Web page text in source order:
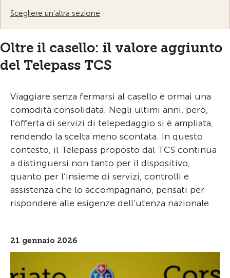
Scegliere un'altra sezione
Oltre il casello: il valore aggiunto
del Telepass TCS
Viaggiare senza fermarsi al casello è ormai una
comodità consolidata. Negli ultimi anni, però,
l’offerta di servizi di telepedaggio si è ampliata,
rendendo la scelta meno scontata. In questo
contesto, il Telepass proposto dal TCS continua
a distinguersi non tanto per il dispositivo,
quanto per l’insieme di servizi, controlli e
assistenza che lo accompagnano, pensati per
rispondere alle esigenze dell’utenza nazionale.
21 gennaio 2026